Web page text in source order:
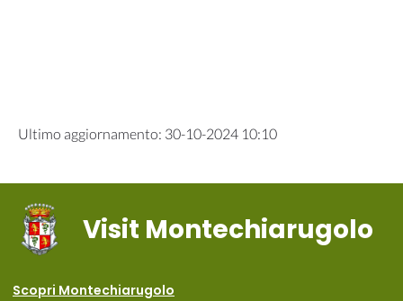
Ultimo aggiornamento: 30-10-2024 10:10
Visit Montechiarugolo
Scopri Montechiarugolo